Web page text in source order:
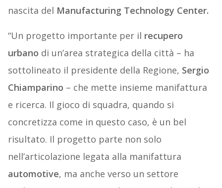
nascita del Manufacturing Technology Center.
“Un progetto importante per il recupero
urbano di un’area strategica della città – ha
sottolineato il presidente della Regione, Sergio
Chiamparino – che mette insieme manifattura
e ricerca. Il gioco di squadra, quando si
concretizza come in questo caso, è un bel
risultato. Il progetto parte non solo
nell’articolazione legata alla manifattura
automotive, ma anche verso un settore